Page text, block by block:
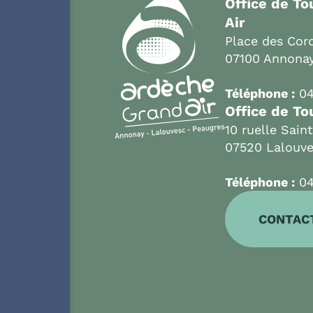
Office de
Air
Place des
07100
Téléphone :
Office de
10 ruelle
07520
Téléphone :